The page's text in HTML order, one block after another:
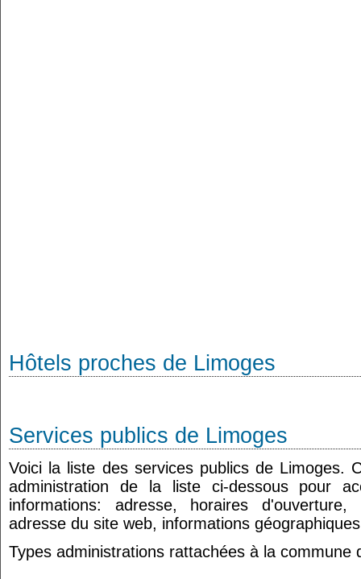
Hôtels proches de Limoges
Services publics de Limoges
Voici la liste des services publics de Limoges.
administration de la liste ci-dessous pour
informations: adresse, horaires
adresse du site web, informations
Types administrations rattachées à la commune